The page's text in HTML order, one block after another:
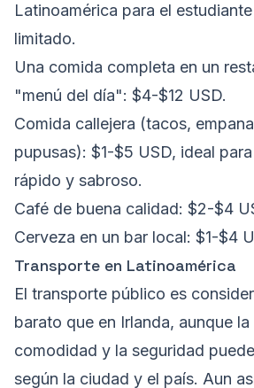
Latinoamérica para el
limitado.
Una comida completa en un
"menú del día": $4-$12 USD.
Comida callejera (tacos,
pupusas): $1-$5 USD, ideal
rápido y sabroso.
Café de buena calidad: $2-$4
Cerveza en un bar local: $1-$4
Transporte en Latinoamérica
El transporte público es
barato que en Irlanda, aunque
comodidad y la seguridad
según la ciudad y el país. Aun